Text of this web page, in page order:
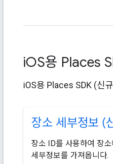
iOS용 Places
iOS용 Places SDK (신
장소 세부정보 (
장소 ID를 사용하여 장
세부정보를 가져옵니다.